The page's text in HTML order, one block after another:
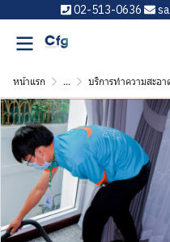
02-513-0636
หน้าแรก ... บริการทำความสะอ